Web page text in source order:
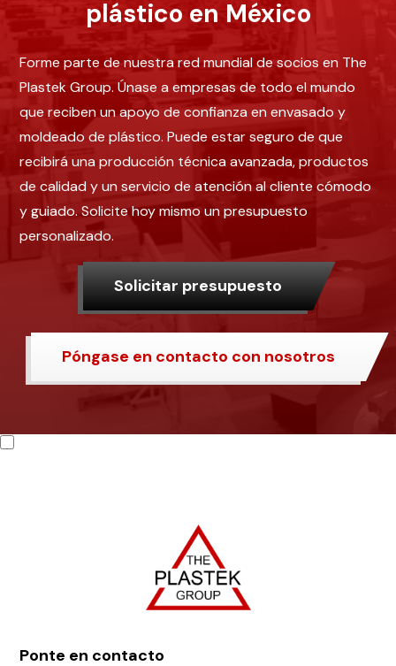
plástico en México
Forme parte de nuestra red mundial de socios en The
Plastek Group. Únase a empresas de todo el mundo
que reciben un apoyo de confianza en envasado y
moldeado de plástico. Puede estar seguro de que
recibirá una producción técnica avanzada, productos
de calidad y un servicio de atención al cliente cómodo
y guiado. Solicite hoy mismo un presupuesto
personalizado.
Solicitar presupuesto
Póngase en contacto con nosotros
Ponte en contacto